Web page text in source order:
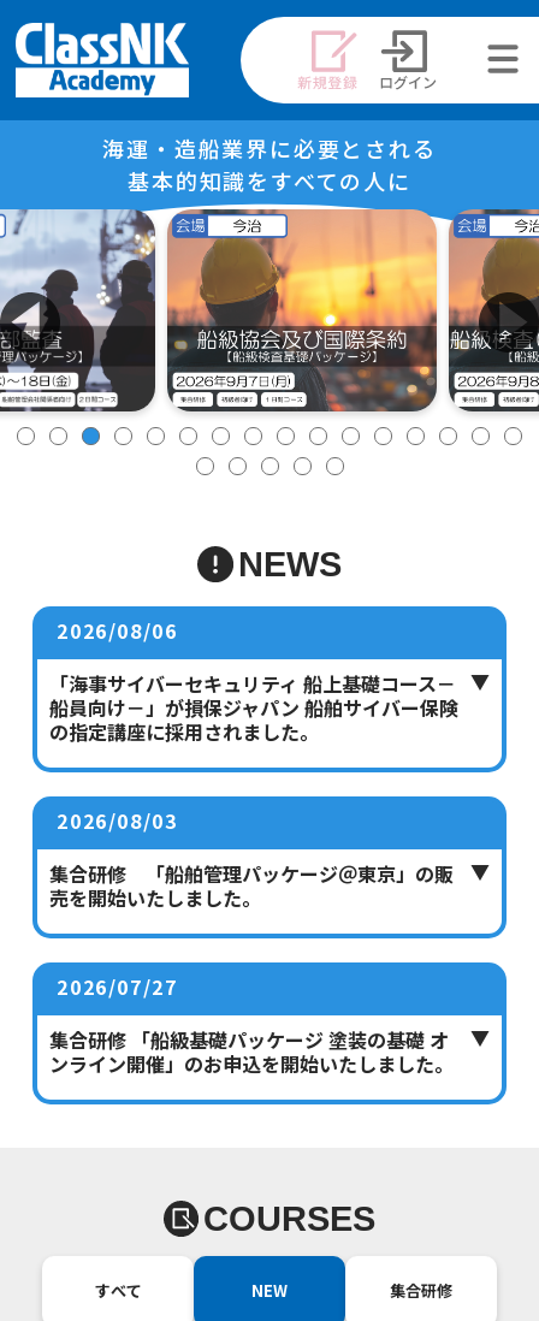
メニュ
海運・造船業界に必要とされる
基本的知識をすべての人に
NEWS
2026/08/06
「海事サイバーセキュリティ 船上基礎コース－
船員向け－」が損保ジャパン 船舶サイバー保険
の指定講座に採用されました。
2026/08/03
集合研修 「船舶管理パッケージ＠東京」の販
売を開始いたしました。
2026/07/27
集合研修 「船級基礎パッケージ 塗装の基礎 オ
ンライン開催」のお申込を開始いたしました。
COURSES
すべて NEW 集合研修